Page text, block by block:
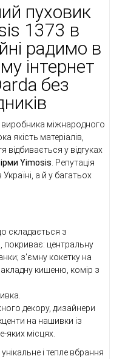
пуховик
1373 в
радимо в
інтернет
без
виробника міжнародного
якість матеріалів,
у відгуках
Yimosis . Репутація
а й у багатьох
складається з
покриває: центральну
з'ємну кокетку на
кишеню, комір з
декору, дизайнери
на нашивки із
яких місцях.
і тепле вбрання